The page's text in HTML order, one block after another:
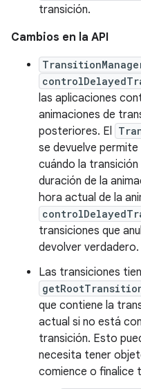
transición.
Cambios en la API
las aplicaciones
animaciones de
posteriores. El
se devuelve
cuándo la
duración de la
hora actual de la
transiciones que
devolver verdadero.
Las transiciones
que contiene la
actual si no está
transición. Esto
necesita tener
comience o finalice